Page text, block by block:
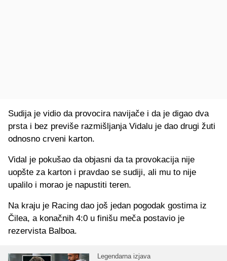
Sudija je vidio da provocira navijače i da je digao dva
prsta i bez previše razmišljanja Vidalu je dao drugi žuti
odnosno crveni karton.
Vidal je pokušao da objasni da ta provokacija nije
uopšte za karton i pravdao se sudiji, ali mu to nije
upalilo i morao je napustiti teren.
Na kraju je Racing dao još jedan pogodak gostima iz
Čilea, a konačnih 4:0 u finišu meča postavio je
rezervista Balboa.
Legendarna izjava